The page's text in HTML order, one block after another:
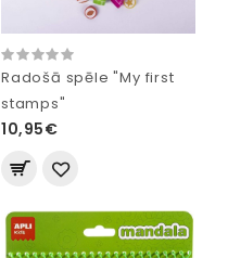
Radošā spēle "My first
stamps"
10,95€